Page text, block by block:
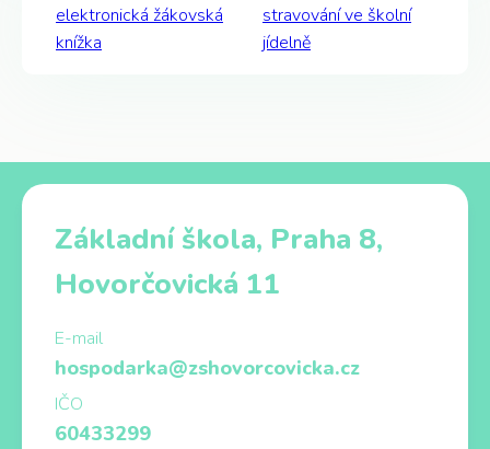
Základní škola, Praha 8,
Hovorčovická 11
E-mail
hospodarka@zshovorcovicka.cz
IČO
60433299